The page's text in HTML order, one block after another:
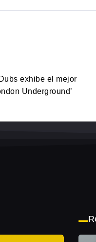
exhibe el mejor
Underground’